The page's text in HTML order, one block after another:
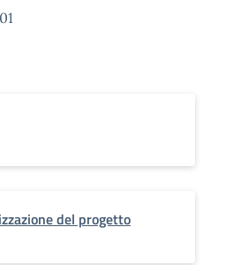
del progetto